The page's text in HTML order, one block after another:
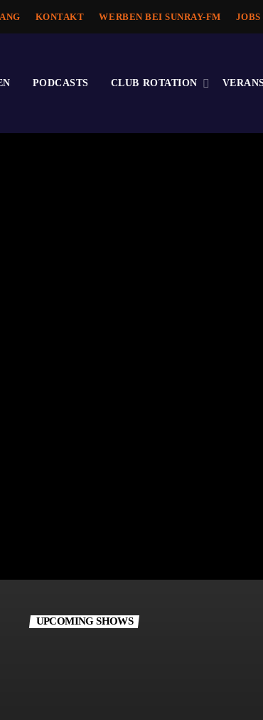
KONTAKT WERBEN BEI SUNRAY-FM
PODCASTS CLUB ROTATION
UPCOMING SHOWS